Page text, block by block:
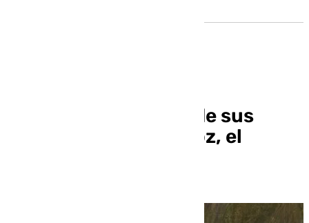
El Prado dedica una de sus
salas a Antonio Muñoz, el